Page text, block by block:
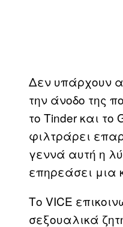
Δεν υπάρχουν
την άνοδο της
το Tinder και
φιλτράρει
γεννά αυτή η
επηρεάσει μια
Το VICE
σεξουαλικά